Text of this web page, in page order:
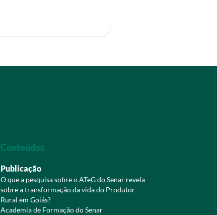
Conteúdos
Publicação
O que a pesquisa sobre o ATeG do Senar revela
sobre a transformação da vida do Produtor
Rural em Goiás?
Academia de Formação do Senar